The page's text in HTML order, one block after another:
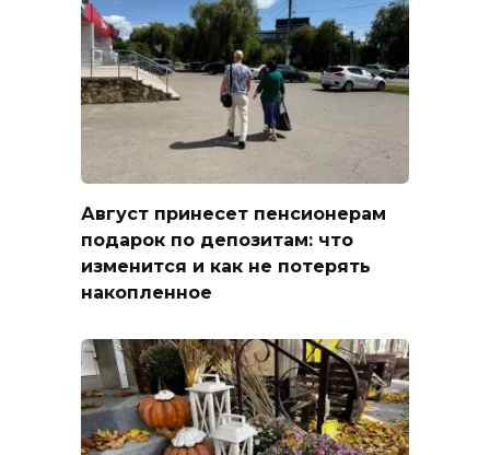
Август принесет пенсионерам
подарок по депозитам: что
изменится и как не потерять
накопленное